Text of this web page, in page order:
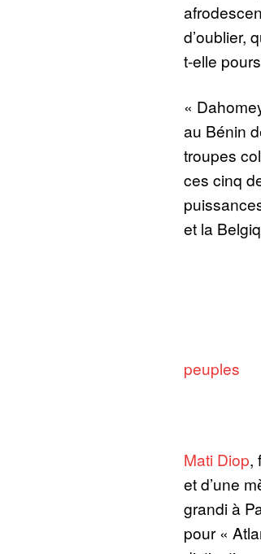
d’oublier,
t-elle
«
au Bénin
troupes
ces cinq
et la
peuples
Mati Diop,
et d’une
grandi à
pour «